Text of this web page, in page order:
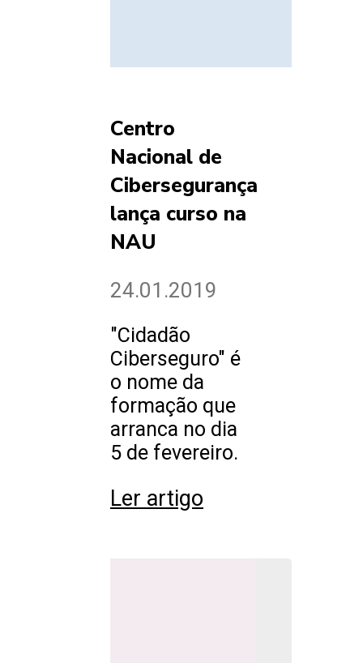
Centro
Nacional de
Cibersegurança
lança curso na
NAU
24.01.2019
"Cidadão
Ciberseguro" é
o nome da
formação que
arranca no dia
5 de fevereiro.
Ler artigo